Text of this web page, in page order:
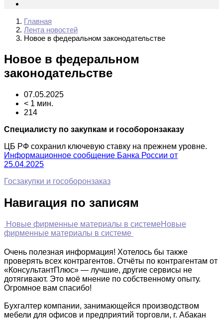
Главная
Лента новостей
Новое в федеральном законодательстве
Новое в федеральном
законодательстве
07.05.2025
< 1 мин.
214
Специалисту по закупкам и гособоронзаказу
ЦБ РФ сохранил ключевую ставку на прежнем уровне.
Информационное сообщение Банка России от
25.04.2025
Госзакупки и гособоронзаказ
Навигация по записям
Новые фирменные материалы в системеНовые
фирменные материалы в системе
Очень полезная информация! Хотелось бы также
проверять всех контрагентов. Отчёты по контрагентам от
«КонсультантПлюс» — лучшие, другие сервисы не
дотягивают. Это моё мнение по собственному опыту.
Огромное вам спасибо!
Бухгалтер компании, занимающейся производством
мебели для офисов и предприятий торговли, г. Абакан